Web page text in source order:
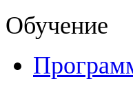
Обучение